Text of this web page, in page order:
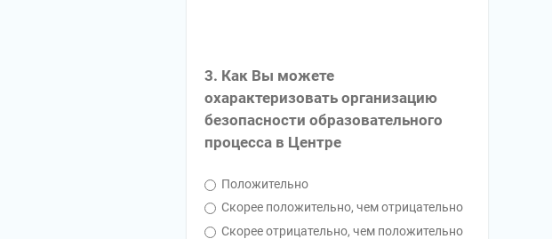
3. Как Вы можете
охарактеризовать организацию
безопасности образовательного
процесса в Центре
Положительно
Скорее положительно, чем отрицательно
Скорее отрицательно, чем положительно